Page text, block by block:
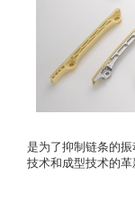
是为了抑制链条的
技术和成型技术的革